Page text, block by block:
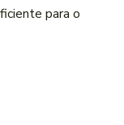
para o